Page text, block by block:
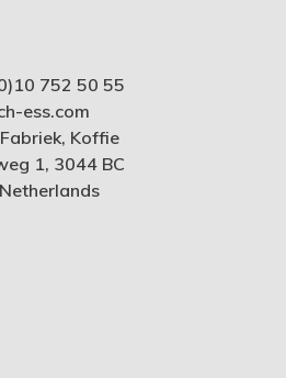
752 50 55
ess.com
Koffie
1, 3044 BC